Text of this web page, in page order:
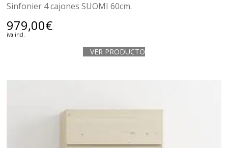
Sinfonier 4 cajones SUOMI 60cm.
979,00€
iva incl.
VER PRODUCTO